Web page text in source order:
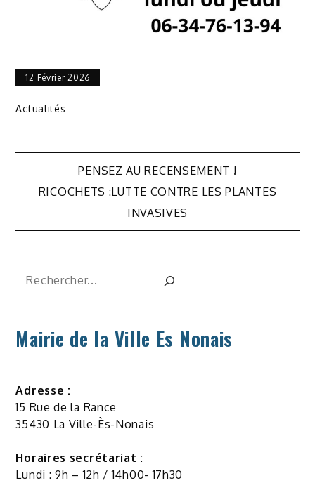
12 Février 2026
Actualités
NavigationPENSEZ AU RECENSEMENT !
RICOCHETS :LUTTE CONTRE LES PLANTES
INVASIVES
Rechercher
Mairie de la Ville Es Nonais
Adresse :
15 Rue de la Rance
35430 La Ville-Ès-Nonais
Horaires secrétariat :
Lundi : 9h – 12h / 14h00- 17h30